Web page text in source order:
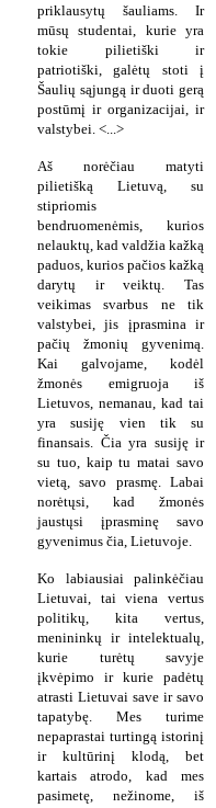
priklausytų šauliams. Ir
mūsų studentai, kurie yra
tokie pilietiški ir
patriotiški, galėtų stoti į
Šaulių sąjungą ir duoti gerą
postūmį ir organizacijai, ir
valstybei. <...>
Aš norėčiau matyti
pilietišką Lietuvą, su
stipriomis
bendruomenėmis, kurios
nelauktų, kad valdžia kažką
paduos, kurios pačios kažką
darytų ir veiktų. Tas
veikimas svarbus ne tik
valstybei, jis įprasmina ir
pačių žmonių gyvenimą.
Kai galvojame, kodėl
žmonės emigruoja iš
Lietuvos, nemanau, kad tai
yra susiję vien tik su
finansais. Čia yra susiję ir
su tuo, kaip tu matai savo
vietą, savo prasmę. Labai
norėtųsi, kad žmonės
jaustųsi įprasminę savo
gyvenimus čia, Lietuvoje.
Ko labiausiai palinkėčiau
Lietuvai, tai viena vertus
politikų, kita vertus,
menininkų ir intelektualų,
kurie turėtų savyje
įkvėpimo ir kurie padėtų
atrasti Lietuvai save ir savo
tapatybę. Mes turime
nepaprastai turtingą istorinį
ir kultūrinį klodą, bet
kartais atrodo, kad mes
pasimetę, nežinome, iš